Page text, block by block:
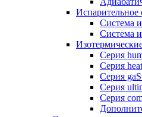
Испарительное
Система
Система
Серия
Серия
Серия
Серия
Серия